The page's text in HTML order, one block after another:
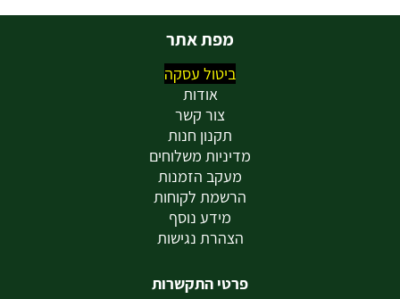
מפת אתר
ביטול עסקה
אודות
צור קשר
תקנון חנות
מדיניות משלוחים
מעקב הזמנות
הרשמת לקוחות
מידע נוסף
הצהרת נגישות
פרטי התקשרות